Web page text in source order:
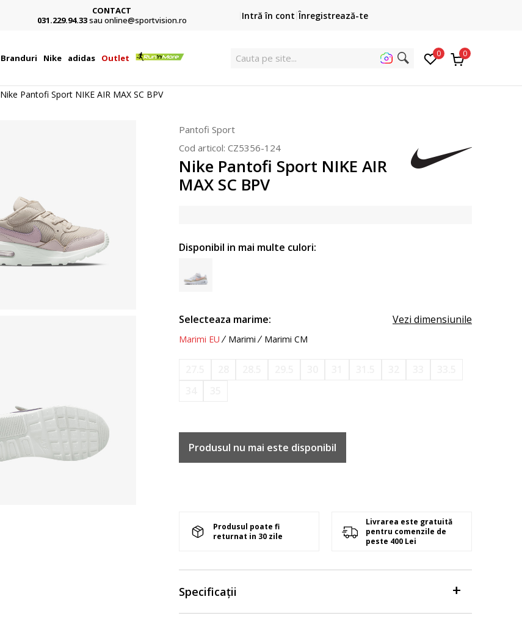
CONTACT
031.229.94.33sau online@sportvision.ro
Cumpără acum, plateste mai târziu
3 rate fără dobândă fără card de credit cu Klarna
Intră în cont Înregistrează-te
Branduri Nike adidas Outlet Caut 0 0
Nike Pantofi Sport NIKE AIR MAX SC BPV
Pantofi Sport
Cod articol: CZ5356-124
Nike Pantofi Sport NIKE AIR
MAX SC BPV
Disponibil in mai multe culori:
Selecteaza marime: Vezi dimensiunile
Marimi EU Marimi Marimi CM
Produsul nu mai este disponibil
Produsul poate fi
returnat in 30 zile
Livrarea este gratuită
pentru comenzile de
peste 400 Lei
Specificații